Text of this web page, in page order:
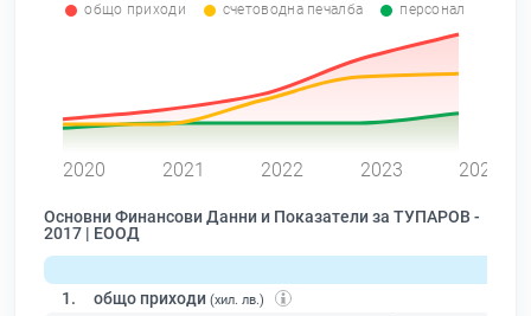
общо приходи счетоводна печалба персонал
2020 2021 2022 2023 2024
Основни Финансови Данни и Показатели за ТУПАРОВ -
2017 | ЕООД
1. общо приходи (хил. лв.)